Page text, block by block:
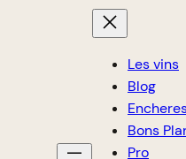
Les vins
Blog
Bons
Pro